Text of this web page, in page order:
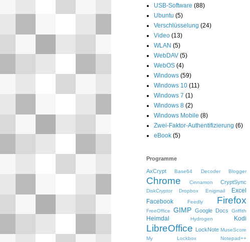
USB-Software (88)
Ubuntu (5)
Verschlüsselung (24)
Video (13)
WLAN (5)
WebDAV (5)
WebOS (4)
Windows (59)
Windows 10 (11)
Windows 7 (1)
Windows 8 (2)
Windows Mobile (8)
Zwei-Faktor-Authentifizierung (6)
eBook (5)
Programme
AxCrypt Base64 Decoder Blogger
Chrome Cinnamon CryptSync
DiskCryptor Dropbox Enigmail
Excel
Facebook
Feedly Firefox
FreeOffice GIMP Google Docs Griffith
Heimdal Hydrogen Kodi
LibreOffice LockNote MuseScore
My Lockbox
Notepad++